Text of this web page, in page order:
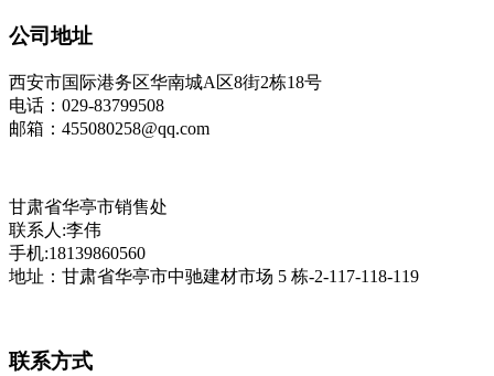
公司地址
西安市国际港务区华南城A区8街2栋18号
电话：029-83799508
邮箱：455080258@qq.com
甘肃省华亭市销售处
联系人:李伟
手机:18139860560
地址：甘肃省华亭市中驰建材市场 5 栋-2-117-118-119
联系方式